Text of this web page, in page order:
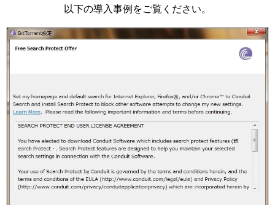
以下の導入事例をご覧ください。